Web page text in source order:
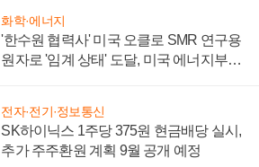
화학·에너지
'한수원 협력사' 미국 오클로 SMR 연구용
원자로 '임계 상태' 도달, 미국 에너지부
전자·전기·정보통신
SK하이닉스 1주당 375원 현금배당 실시,
추가 주주환원 계획 9월 공개 예정